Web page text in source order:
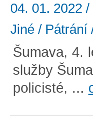
04. 01. 2022 /
Jiné / Pátrání
Šumava, 4.
služby
policisté, ...